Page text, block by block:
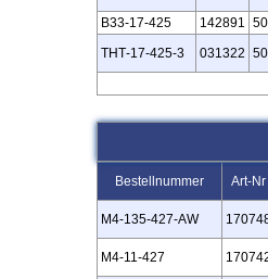
B33‑17‑425 142891
THT‑17‑425‑3
031322
Bestellnummer Art-Nr
M4‑135‑427‑AW
M4‑11‑427